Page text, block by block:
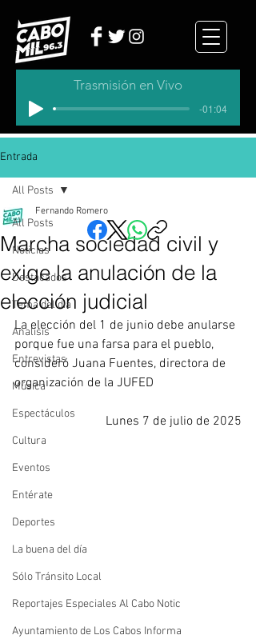
Trasmisión en Vivo
-01:04
Entrada
All Posts
Noticias
Destacados
Tema del dia
Analisis
Entrevistas
Música
Espectáculos
Cultura
Eventos
Entérate
Deportes
La buena del día
Sólo Tránsito Local
Reportajes Especiales Al Cabo Notic
Ayuntamiento de Los Cabos Informa
All Posts
Marcha sociedad civil y
exige la anulación de la
elección judicial
Fernando Romero
La elección del 1 de junio debe anularse
porque fue una farsa para el pueblo,
consideró Juana Fuentes, directora de
organización de la JUFED
Lunes 7 de julio de 2025